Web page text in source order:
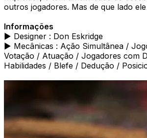
outros jogadores. Mas de que lado
Informações
► Designer : Don Eskridge
► Mecânicas : Ação Simultânea /
Votação / Atuação / Jogadores com
Habilidades / Blefe / Dedução /